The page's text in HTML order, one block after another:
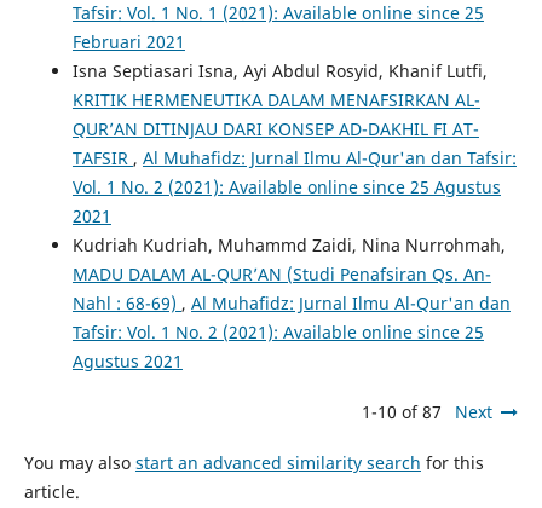
Tafsir: Vol. 1 No. 1 (2021): Available online since 25
Februari 2021
Isna Septiasari Isna, Ayi Abdul Rosyid, Khanif Lutfi,
KRITIK HERMENEUTIKA DALAM MENAFSIRKAN AL-
QUR’AN DITINJAU DARI KONSEP AD-DAKHIL FI AT-
TAFSIR , Al Muhafidz: Jurnal Ilmu Al-Qur'an dan Tafsir:
Vol. 1 No. 2 (2021): Available online since 25 Agustus
2021
Kudriah Kudriah, Muhammd Zaidi, Nina Nurrohmah,
MADU DALAM AL-QUR’AN (Studi Penafsiran Qs. An-
Nahl : 68-69) , Al Muhafidz: Jurnal Ilmu Al-Qur'an dan
Tafsir: Vol. 1 No. 2 (2021): Available online since 25
Agustus 2021
1-10 of 87 Next
You may also start an advanced similarity search for this
article.